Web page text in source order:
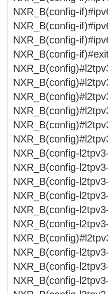
NXR_B(config-
NXR_B(config-
NXR_B(config-
NXR_B(config-
NXR_B(config-
NXR_B(config-
NXR_B(config-
NXR_B(config-
NXR_B(config-
NXR_B(config-
NXR_B(config-
NXR_B(config-
NXR_B(config-